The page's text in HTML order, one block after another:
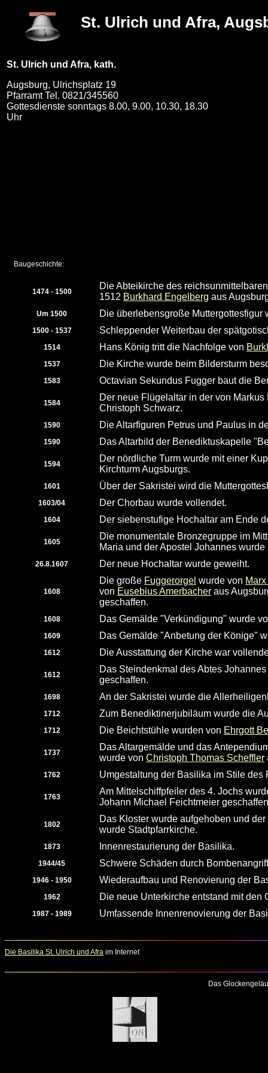
St. Ulrich und Afra,
St. Ulrich und Afra, kath.
Augsburg, Ulrichsplatz 19
Pfarramt Tel. 0821/345560
Gottesdienste sonntags 8.00, 9.00, 10.30, 18.30
Uhr
Baugeschichte:
1474 - 1500
Die Abteikirche des
1512 Burkhard Engelberg aus
Um 1500 Die überlebensgroße Muttergottesfigur
1500 - 1537 Schleppender Weiterbau der
1514 Hans König tritt die Nachfolge von
1537 Die Kirche wurde beim Bildersturm
1583 Octavian Sekundus Fugger baut die
1584
Der neue Flügelaltar in der von
Christoph Schwarz.
1590 Die Altarfiguren Petrus und Paulus in
1590 Das Altarbild der Benediktuskapelle
1594
Der nördliche Turm wurde mit einer
Kirchturm Augsburgs.
1601 Über der Sakristei wird die
1603/04 Der Chorbau wurde vollendet.
1604 Der siebenstufige Hochaltar am Ende
1605
Die monumentale Bronzegruppe im
Maria und der Apostel Johannes
26.8.1607 Der neue Hochaltar wurde geweiht.
1608
Die große Fuggerorgel wurde von
von Eusebius Amerbacher aus
geschaffen.
1608 Das Gemälde "Verkündigung" wurde
1609 Das Gemälde "Anbetung der Könige"
1612 Die Ausstattung der Kirche war
1612
Das Steindenkmal des Abtes
geschaffen.
1698 An der Sakristei wurde die
1712 Zum Benediktinerjubiläum wurde die
1712 Die Beichtstühle wurden von Ehrgott
1737
Das Altargemälde und das
wurde von Christoph Thomas Scheffler
1762 Umgestaltung der Basilika im Stile des
1763
Am Mittelschiffpfeiler des 4. Jochs
Johann Michael Feichtmeier
1802
Das Kloster wurde aufgehoben und
wurde Stadtpfarrkirche.
1873 Innenrestaurierung der Basilika.
1944/45 Schwere Schäden durch
1946 - 1950 Wiederaufbau und Renovierung der
1962 Die neue Unterkirche entstand mit den
1987 - 1989 Umfassende Innenrenovierung der
Die Basilika St. Ulrich und Afra im Internet
Das